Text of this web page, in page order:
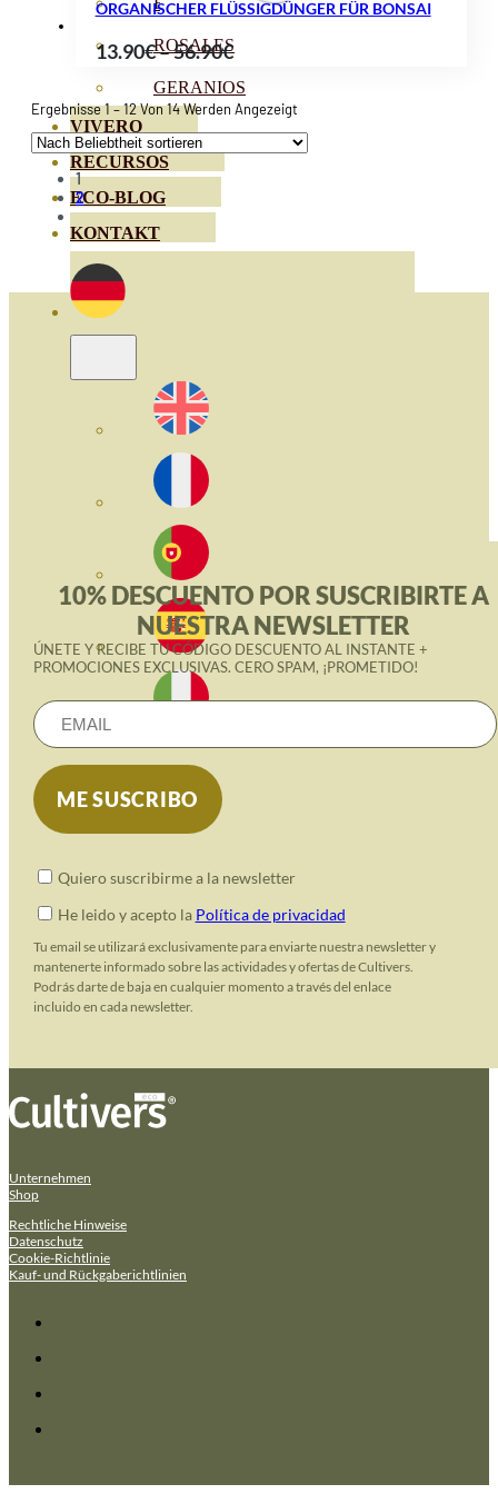
ROSALES
GERANIOS
VIVERO
RECURSOS
ECO-BLOG
KONTAKT
ORGANISCHER FLÜSSIGDÜNGER FÜR BONSAI
13.90€–56.90€Preisspanne:
13.90€
bis
56.90€
Ergebnisse 1 – 12 Von 14 Werden Angezeigt
Sortiert
1
2
10% DESCUENTO POR SUSCRIBIRTE A
NUESTRA NEWSLETTER
ÚNETE Y RECIBE TU CÓDIGO DESCUENTO AL INSTANTE +
PROMOCIONES EXCLUSIVAS. CERO SPAM, ¡PROMETIDO!
Quiero suscribirme a la newsletter
He leido y acepto la Política de privacidad
Tu email se utilizará exclusivamente para enviarte nuestra newsletter y
mantenerte informado sobre las actividades y ofertas de Cultivers.
Podrás darte de baja en cualquier momento a través del enlace
incluido en cada newsletter.
Unternehmen
Shop
Rechtliche Hinweise
Datenschutz
Cookie-Richtlinie
Kauf- und Rückgaberichtlinien